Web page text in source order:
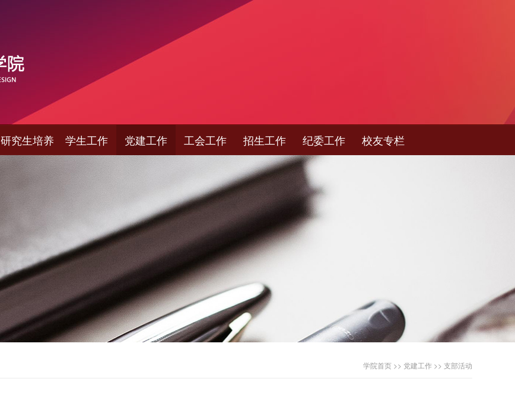
研究生培养 学生工作 党建工作 工会工作 招生工作 纪委工作 校友专栏
学院首页 >> 党建工作 >> 支部活动